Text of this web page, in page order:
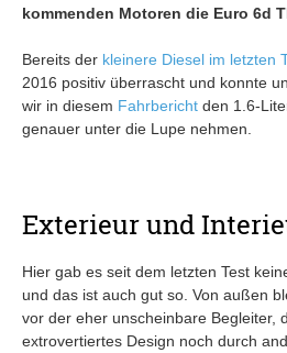
kommenden Motoren die Euro 6d
Bereits der kleinere Diesel im letzten
2016 positiv überrascht und konnte
wir in diesem Fahrbericht den 1.6-
genauer unter die Lupe nehmen.
Exterieur und
Hier gab es seit dem letzten Test
und das ist auch gut so. Von außen
vor der eher unscheinbare Begleiter,
extrovertiertes Design noch durch